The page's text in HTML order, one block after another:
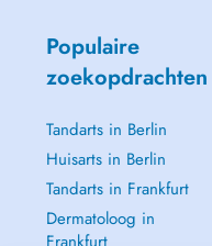
Populaire
zoekopdrachten
Tandarts in Berlin
Huisarts in Berlin
Tandarts in Frankfurt
Dermatoloog in